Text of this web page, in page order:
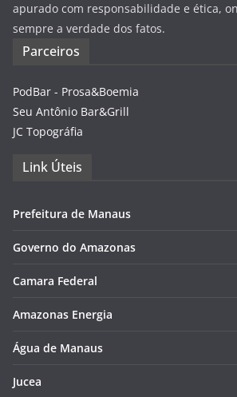
apurado com responsabilidade e ética,
sempre a verdade dos fatos.
Parceiros
PodBar - Prosa&Boemia
Seu Antônio Bar&Grill
JC Topográfia
Link Úteis
Prefeitura de Manaus
Governo do Amazonas
Camara Federal
Amazonas Energia
Água de Manaus
Jucea